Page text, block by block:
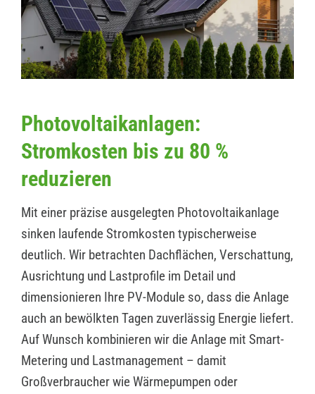
Photovoltaikanlagen:
Stromkosten bis zu 80 %
reduzieren
Mit einer präzise ausgelegten Photovoltaikanlage
sinken laufende Stromkosten typischerweise
deutlich. Wir betrachten Dachflächen, Verschattung,
Ausrichtung und Lastprofile im Detail und
dimensionieren Ihre PV-Module so, dass die Anlage
auch an bewölkten Tagen zuverlässig Energie liefert.
Auf Wunsch kombinieren wir die Anlage mit Smart-
Metering und Lastmanagement – damit
Großverbraucher wie Wärmepumpen oder